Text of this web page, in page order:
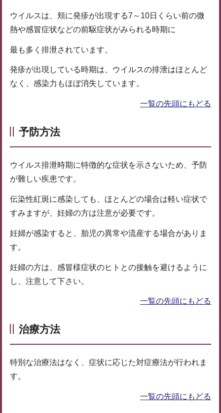
ウイルスは、頬に発疹が出現する7～10日くらい前の微
熱や感冒症状などの前駆症状がみられる時期に
最も多く排泄されています。
発疹が出現している時期は、ウイルスの排泄はほとんど
なく、感染力もほぼ消失しています。
一覧の先頭にもどる
予防方法
ウイルス排泄時期に特徴的な症状を示さないため、予防
が難しい疾患です。
伝染性紅斑に感染しても、ほとんどの場合は軽い症状で
すみますが、妊婦の方は注意が必要です。
妊婦が感染すると、胎児の異常や流産する場合がありま
す。
妊婦の方は、感冒様症状のヒトとの接触を避けるように
し、注意して下さい。
一覧の先頭にもどる
治療方法
特別な治療法はなく、症状に応じた対症療法が行われま
す。
一覧の先頭にもどる